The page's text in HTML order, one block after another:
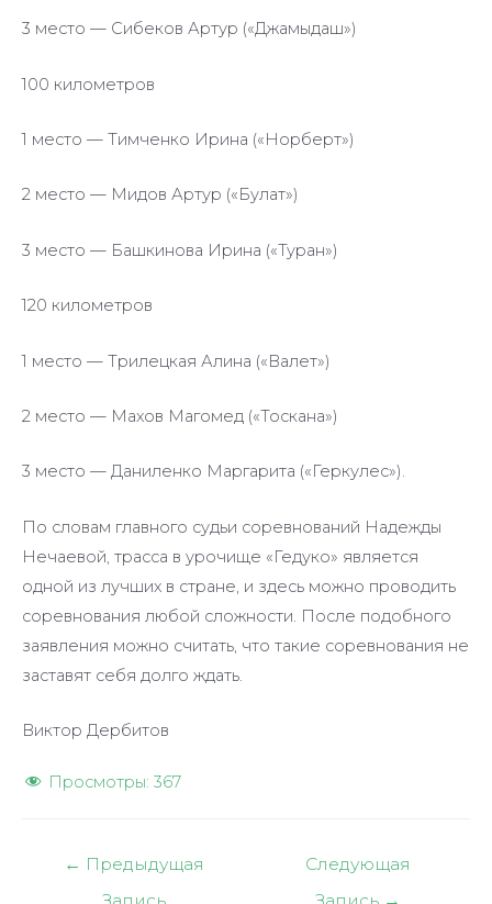
3 место — Сибеков Артур («Джамыдаш»)
100 километров
1 место — Тимченко Ирина («Норберт»)
2 место — Мидов Артур («Булат»)
3 место — Башкинова Ирина («Туран»)
120 километров
1 место — Трилецкая Алина («Валет»)
2 место — Махов Магомед («Тоскана»)
3 место — Даниленко Маргарита («Геркулес»).
По словам главного судьи соревнований Надежды
Нечаевой, трасса в урочище «Гедуко» является
одной из лучших в стране, и здесь можно проводить
соревнования любой сложности. После подобного
заявления можно считать, что такие соревнования не
заставят себя долго ждать.
Виктор Дербитов
Просмотры: 367
Навигация
← Предыдущая
Следующая